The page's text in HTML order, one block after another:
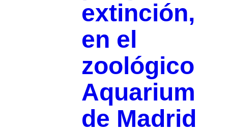
extinción,
en el
zoológico
Aquarium
de Madrid